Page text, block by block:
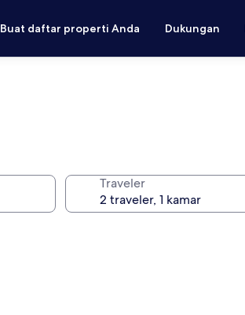
Buat daftar properti Anda Dukungan
Traveler